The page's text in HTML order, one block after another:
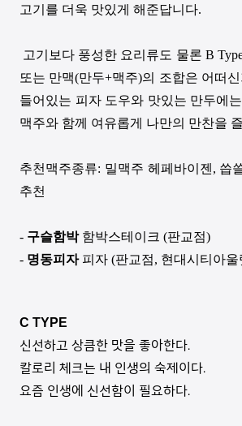
고기를 더욱 맛있게 해준답니다.
고기보다 풍성한 요리류도 물론 B
또는 만맥(만두+맥주)의 조합은 어떠
들어있는 피자 도우와 맛있는 만두에
맥주와 함께 여유롭게 나만의 만찬을
추천맥주종류: 밀맥주 헤페바이젠 , 씁
추천
- 구슬함박함박스테이크 (판교점)
- 명동피자피자 (판교점, 현대시티아울
C TYPE
신선하고 상큼한 맛을 좋아한다.
칼로리 체크는 내 인생의 숙제이다.
요즘 인생에 신선함이 필요하다.